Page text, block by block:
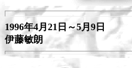
1996年4月21日～5月9日
伊藤敏朗